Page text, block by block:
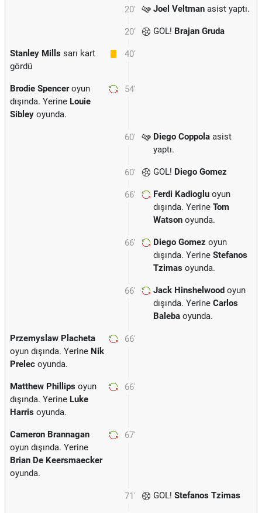
20' Joel Veltman asist yaptı.
20' GOL! Brajan Gruda
40'
Stanley Mills sarı kart
gördü
54'
Brodie Spenceroyun
dışında. Yerine Louie
Sibley oyunda.
60' Diego Coppola asist
yaptı.
60' GOL! Diego Gomez
66' Ferdi Kadioglu oyun
dışında. Yerine Tom
Watson oyunda.
66' Diego Gomez oyun
dışında. Yerine Stefanos
Tzimas oyunda.
66' Jack Hinshelwood oyun
dışında. Yerine Carlos
Baleba oyunda.
66'
Przemyslaw Placheta
oyun dışında. Yerine Nik
Prelec oyunda.
66'
Matthew Phillips oyun
dışında. Yerine Luke
Harris oyunda.
67'
Cameron Brannagan
oyun dışında. Yerine
Brian De Keersmaecker
oyunda.
71' GOL! Stefanos Tzimas